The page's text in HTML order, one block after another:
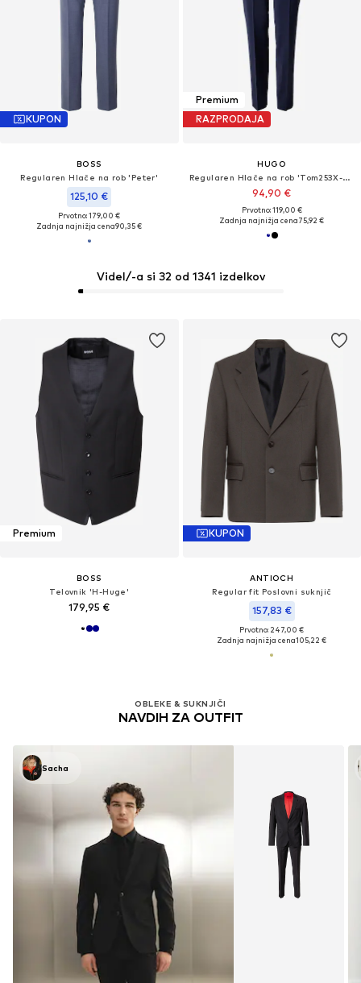
KUPON
BOSS
Regularen Hlače na rob 'Peter'
125,10 €
Prvotno: 179,00 €
Zadnja najnižja cena90,35 €
Premium
RAZPRODAJA
HUGO
Regularen Hlače na rob 'Tom253X-MH'
94,90 €
Prvotno: 119,00 €
Zadnja najnižja cena75,92 €
Premium
BOSS
Telovnik 'H-Huge'
179,95 €
Videl/-a si 32 od 1341 izdelkov
KUPON
ANTIOCH
Regular fit Poslovni suknjič
157,83 €
Prvotno: 247,00 €
Zadnja najnižja cena105,22 €
OBLEKE & SUKNJIČI
NAVDIH ZA OUTFIT
Sacha